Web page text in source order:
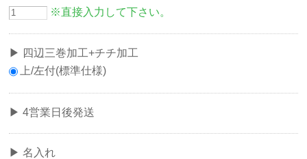
※直接入力して下さい。
四辺三巻加工+チチ加工
上/左付(標準仕様)
4営業日後発送
名入れ